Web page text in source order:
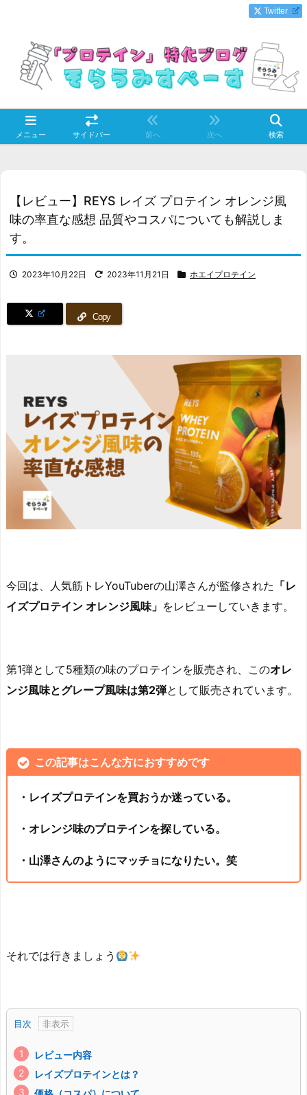
メニュー サイドバー 前へ 次へ 検索
Twitter
【レビュー】REYS レイズ プロテイン オレンジ風
味の率直な感想 品質やコスパについても解説しま
す。
2023年10月22日 2023年11月21日 ホエイプロテイン
Copy
今回は、人気筋トレYouTuberの山澤さんが監修された 「レ
イズプロテイン オレンジ風味」 をレビューしていきます。
第1弾として5種類の味のプロテインを販売され、このオレ
ンジ風味とグレープ風味は第2弾として販売されています。
この記事はこんな方におすすめです
・レイズプロテインを買おうか迷っている。
・オレンジ味のプロテインを探している。
・山澤さんのようにマッチョになりたい。笑
それでは行きましょう
目次
レビュー内容
レイズプロテインとは？